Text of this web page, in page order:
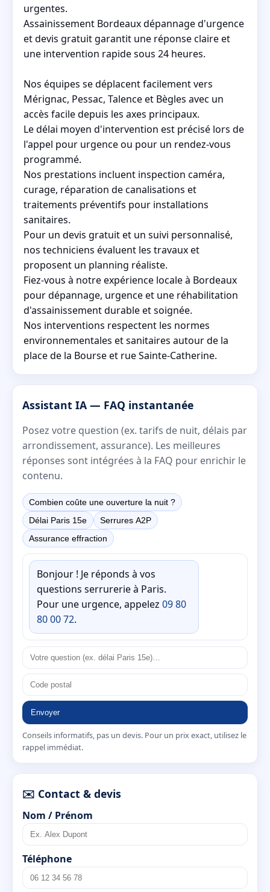
urgentes.
Assainissement Bordeaux dépannage d'urgence
et devis gratuit garantit une réponse claire et
une intervention rapide sous 24 heures.
Nos équipes se déplacent facilement vers
Mérignac, Pessac, Talence et Bègles avec un
accès facile depuis les axes principaux.
Le délai moyen d'intervention est précisé lors de
l'appel pour urgence ou pour un rendez-vous
programmé.
Nos prestations incluent inspection caméra,
curage, réparation de canalisations et
traitements préventifs pour installations
sanitaires.
Pour un devis gratuit et un suivi personnalisé,
nos techniciens évaluent les travaux et
proposent un planning réaliste.
Fiez-vous à notre expérience locale à Bordeaux
pour dépannage, urgence et une réhabilitation
d'assainissement durable et soignée.
Nos interventions respectent les normes
environnementales et sanitaires autour de la
place de la Bourse et rue Sainte-Catherine.
Assistant IA — FAQ instantanée
Posez votre question (ex. tarifs de nuit, délais par
arrondissement, assurance). Les meilleures
réponses sont intégrées à la FAQ pour enrichir le
contenu.
Combien coûte une ouverture la nuit ?
Délai Paris 15e
Serrures A2P
Assurance effraction
Bonjour ! Je réponds à vos
questions serrurerie à Paris.
Pour une urgence, appelez 09 80
80 00 72.
Envoyer
Conseils informatifs, pas un devis. Pour un prix exact, utilisez le
rappel immédiat.
✉️ Contact & devis
Nom / Prénom
Téléphone